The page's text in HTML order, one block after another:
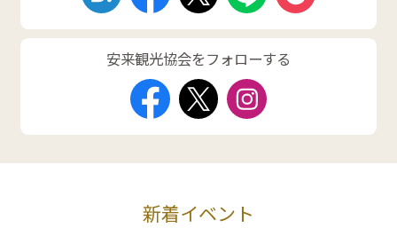
安来観光協会をフォローする
新着イベント